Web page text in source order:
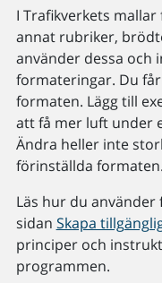
I Trafikverkets
annat rubriker,
använder dessa och
formateringar. Du
formaten. Lägg till
att få mer luft under
Ändra heller inte
förinställda formaten.
Läs hur du
sidan Skapa
principer och
programmen.